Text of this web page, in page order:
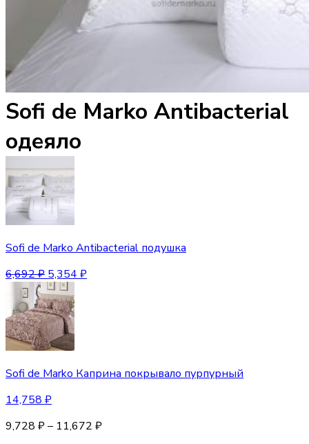
Sofi de Marko Antibacterial
одеяло
Sofi de Marko Antibacterial подушка
6,692₽ 5,354 ₽
Sofi de Marko Каприна покрывало пурпурный
14,758 ₽
9,728 ₽– 11,672 ₽